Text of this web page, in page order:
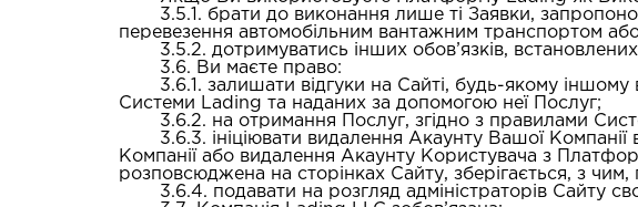
3.5.1. брати до виконання лише ті Заявки,
перевезення автомобільним вантажним транспортом або
3.5.2. дотримуватись інших обов’язків,
3.6. Ви маєте право:
3.6.1. залишати відгуки на Сайті, будь-якому
Системи Lading та наданих за допомогою неї Послуг;
3.6.2. на отримання Послуг, згідно з правилами
3.6.3. ініціювати видалення Акаунту Вашої
Компанії або видалення Акаунту Користувача з
розповсюджена на сторінках Сайту, зберігається, з
3.6.4. подавати на розгляд адміністраторів Сайту